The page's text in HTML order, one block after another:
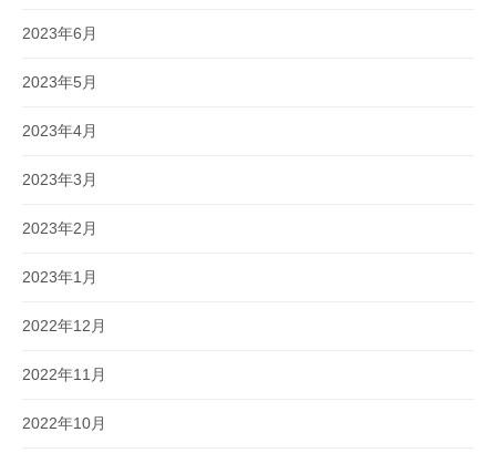
2023年6月
2023年5月
2023年4月
2023年3月
2023年2月
2023年1月
2022年12月
2022年11月
2022年10月